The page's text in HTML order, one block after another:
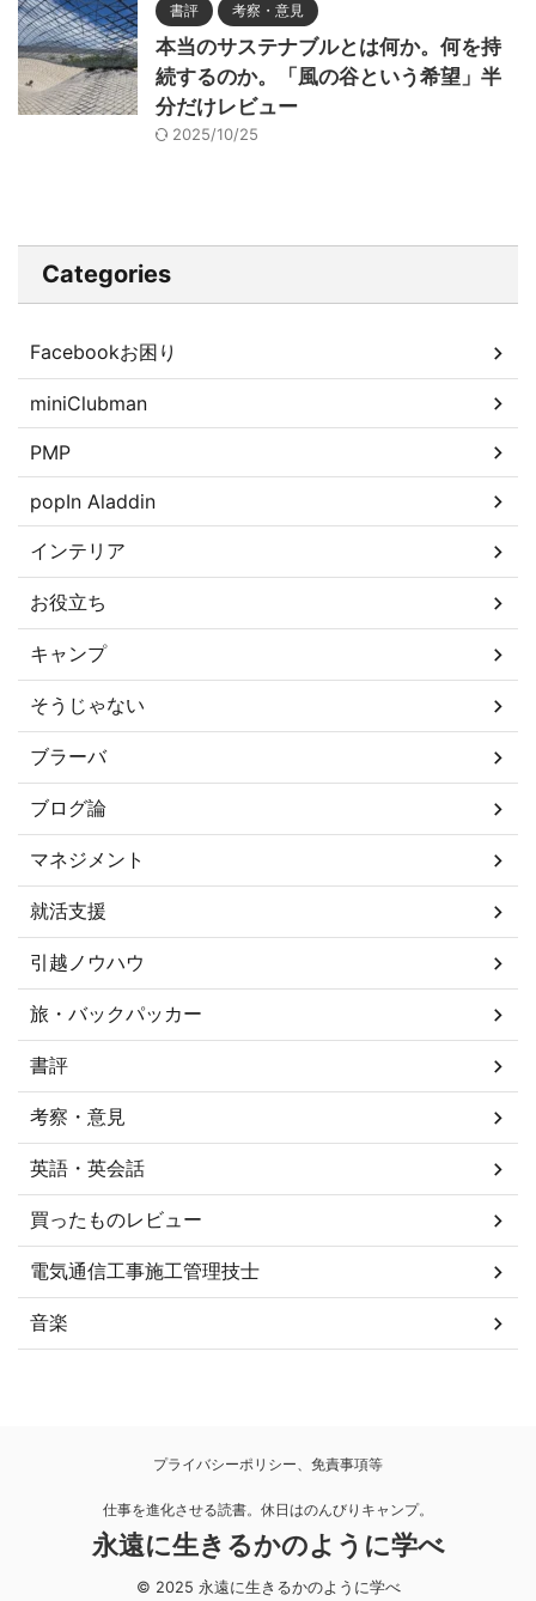
書評 考察・意見
本当のサステナブルとは何か。何を持
続するのか。「風の谷という希望」半
分だけレビュー
2025/10/25
Categories
Facebookお困り
miniClubman
PMP
popIn Aladdin
インテリア
お役立ち
キャンプ
そうじゃない
ブラーバ
ブログ論
マネジメント
就活支援
引越ノウハウ
旅・バックパッカー
書評
考察・意見
英語・英会話
買ったものレビュー
電気通信工事施工管理技士
音楽
プライバシーポリシー、免責事項等
仕事を進化させる読書。休日はのんびりキャンプ。
永遠に生きるかのように学べ
© 2025 永遠に生きるかのように学べ